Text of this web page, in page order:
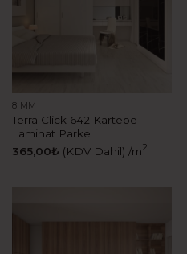
8 MM
Terra Click 642 Kartepe
Laminat Parke
365,00₺ (KDV Dahil) /m2